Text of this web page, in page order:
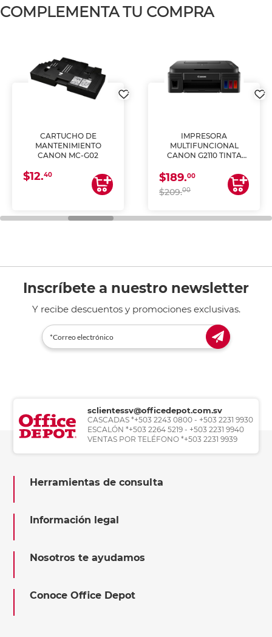
COMPLEMENTA TU COMPRA
CARTUCHO DE
MANTENIMIENTO
CANON MC-G02
$12.40
IMPRESORA
MULTIFUNCIONAL
CANON G2110 TINTA
$189.00
$209.00
Inscríbete a nuestro newsletter
Y recibe descuentos y promociones exclusivas.
sclientessv@officedepot.com.sv
CASCADAS *+503 2243 0800 - +503 2231 9930
ESCALÓN *+503 2264 5219 - +503 2231 9940
VENTAS POR TELÉFONO *+503 2231 9939
Herramientas de consulta
Información legal
Nosotros te ayudamos
Conoce Office Depot